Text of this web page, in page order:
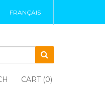
FRANÇAIS
CART (0)